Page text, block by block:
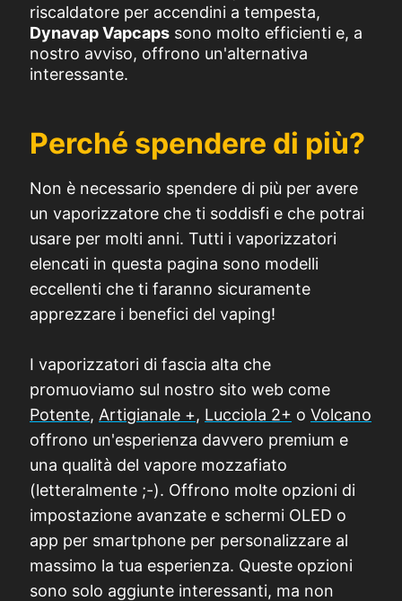
riscaldatore per accendini a tempesta,
Dynavap Vapcaps sono molto efficienti e, a
nostro avviso, offrono un'alternativa
interessante.
Perché spendere di più?
Non è necessario spendere di più per avere
un vaporizzatore che ti soddisfi e che potrai
usare per molti anni. Tutti i vaporizzatori
elencati in questa pagina sono modelli
eccellenti che ti faranno sicuramente
apprezzare i benefici del vaping!
I vaporizzatori di fascia alta che
promuoviamo sul nostro sito web come
Potente, Artigianale +, Lucciola 2+ o Volcano
offrono un'esperienza davvero premium e
una qualità del vapore mozzafiato
(letteralmente ;-). Offrono molte opzioni di
impostazione avanzate e schermi OLED o
app per smartphone per personalizzare al
massimo la tua esperienza. Queste opzioni
sono solo aggiunte interessanti, ma non